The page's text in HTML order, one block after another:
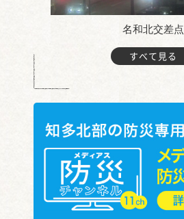
名和北交差点
すべて見る